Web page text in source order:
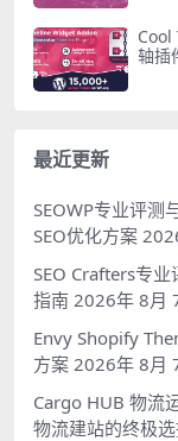
轴插
最近更新
SEOWP专业评测
SEO优化方案
SEO Crafters专
指南 2026年 8月
Envy Shopify
方案 2026年 8月
Cargo HUB 物流
物流建站的终极